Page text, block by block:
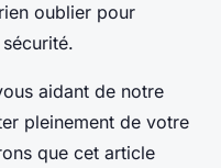
oublier pour
aidant de notre
pleinement de votre
que cet article